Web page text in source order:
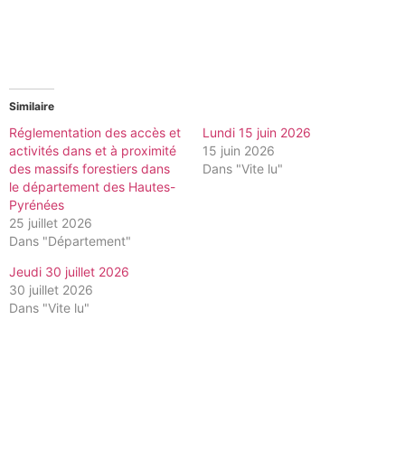
Similaire
Réglementation des accès et
activités dans et à proximité
des massifs forestiers dans
le département des Hautes-
Pyrénées
25 juillet 2026
Dans "Département"
Lundi 15 juin 2026
15 juin 2026
Dans "Vite lu"
Jeudi 30 juillet 2026
30 juillet 2026
Dans "Vite lu"